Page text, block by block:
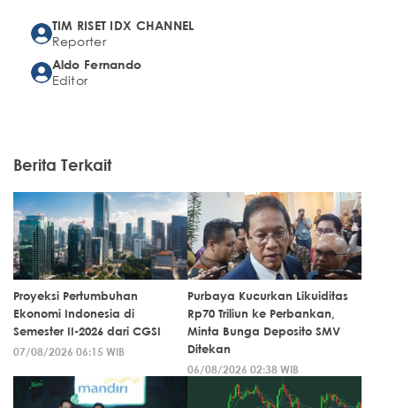
TIM RISET IDX CHANNEL
Reporter
Aldo Fernando
Editor
Berita Terkait
Proyeksi Pertumbuhan
Ekonomi Indonesia di
Semester II-2026 dari CGSI
07/08/2026 06:15 WIB
Purbaya Kucurkan Likuiditas
Rp70 Triliun ke Perbankan,
Minta Bunga Deposito SMV
Ditekan
06/08/2026 02:38 WIB